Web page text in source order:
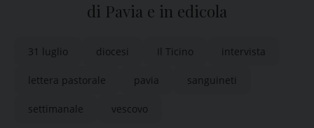
di Pavia e in edicola
31 luglio diocesi Il Ticino intervista
lettera pastorale pavia sanguineti
settimanale vescovo